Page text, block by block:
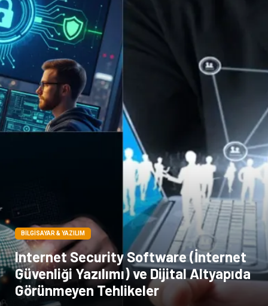
Moda
Bakım
Basın Yayın
Dernekler ve Birlikler Kiralama Servisleri
Tarım & Hayvancılık
Spor Malzemeleri
BILGISAYAR & YAZILIM
Internet Security Software (İnternet
Güvenliği Yazılımı) ve Dijital Altyapıda
Görünmeyen Tehlikeler